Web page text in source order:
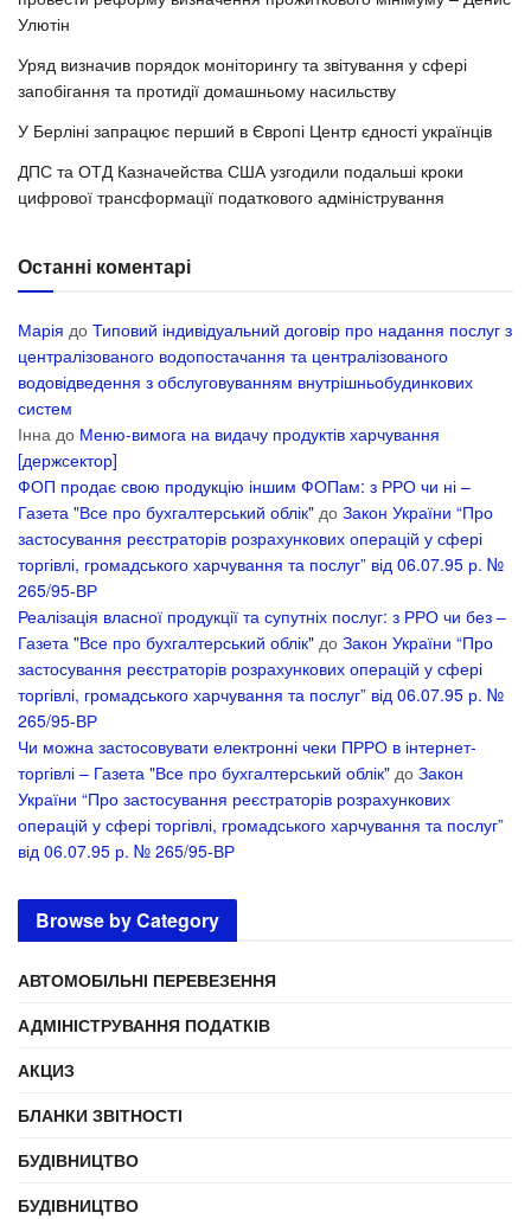
Улютін
Уряд визначив порядок моніторингу та звітування у сфері
запобігання та протидії домашньому насильству
У Берліні запрацює перший в Європі Центр єдності українців
ДПС та ОТД Казначейства США узгодили подальші кроки
цифрової трансформації податкового адміністрування
Останні коментарі
Марія до Типовий індивідуальний договір про надання послуг з
централізованого водопостачання та централізованого
водовідведення з обслуговуванням внутрішньобудинкових
систем
Інна до Меню-вимога на видачу продуктів харчування
[держсектор]
ФОП продає свою продукцію іншим ФОПам: з РРО чи ні –
Газета "Все про бухгалтерський облік" до Закон України “Про
застосування реєстраторів розрахункових операцій у сфері
торгівлі, громадського харчування та послуг” від 06.07.95 р. №
265/95-ВР
Реалізація власної продукції та супутніх послуг: з РРО чи без –
Газета "Все про бухгалтерський облік" до Закон України “Про
застосування реєстраторів розрахункових операцій у сфері
торгівлі, громадського харчування та послуг” від 06.07.95 р. №
265/95-ВР
Чи можна застосовувати електронні чеки ПРРО в інтернет-
торгівлі – Газета "Все про бухгалтерський облік" до Закон
України “Про застосування реєстраторів розрахункових
операцій у сфері торгівлі, громадського харчування та послуг”
від 06.07.95 р. № 265/95-ВР
Browse by Category
АВТОМОБІЛЬНІ ПЕРЕВЕЗЕННЯ
АДМІНІСТРУВАННЯ ПОДАТКІВ
АКЦИЗ
БЛАНКИ ЗВІТНОСТІ
БУДІВНИЦТВО
БУДІВНИЦТВО